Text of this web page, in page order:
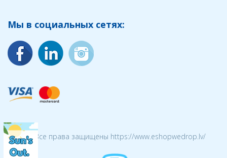
Мы в социальных сетях:
© 2026 Все права защищены https://www.eshopwedrop.lv/